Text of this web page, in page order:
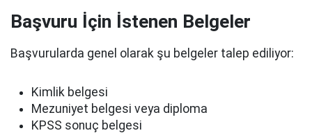
Başvuru İçin İstenen Belgeler
Başvurularda genel olarak şu belgeler talep ediliyor:
Kimlik belgesi
Mezuniyet belgesi veya diploma
KPSS sonuç belgesi